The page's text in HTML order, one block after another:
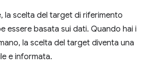
la scelta del target di riferimento
essere basata sui dati. Quando hai i
la scelta del target diventa una
e informata.